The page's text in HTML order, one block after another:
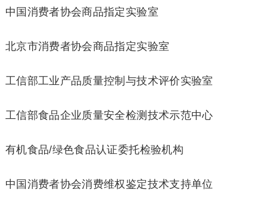
中国消费者协会商品指定实验室
北京市消费者协会商品指定实验室
工信部工业产品质量控制与技术评价实验室
工信部食品企业质量安全检测技术示范中⼼
有机食品/绿色食品认证委托检验机构
中国消费者协会消费维权鉴定技术支持单位